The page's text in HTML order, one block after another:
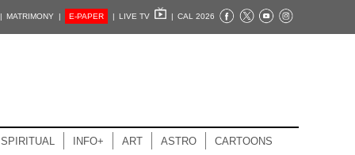
| MATRIMONY | E-PAPER | LIVE TV | CAL 2026
SPIRITUAL INFO+ ART ASTRO CARTOONS